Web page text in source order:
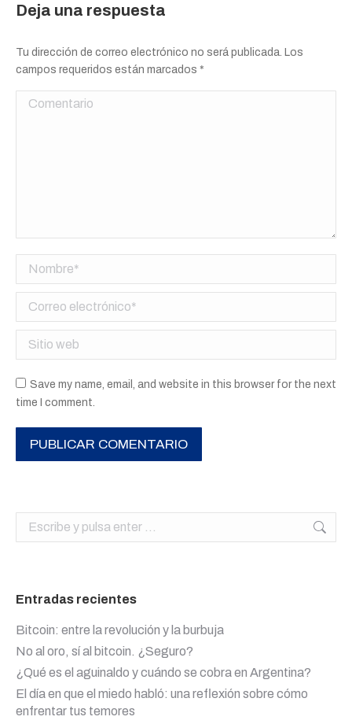
Deja una respuesta
Tu dirección de correo electrónico no será publicada. Los
campos requeridos están marcados *
Comentario
Nombre *
Correo electrónico *
Sitio web
Save my name, email, and website in this browser for the next
time I comment.
PUBLICAR COMENTARIO
Buscar:
Entradas recientes
Bitcoin: entre la revolución y la burbuja
No al oro, sí al bitcoin. ¿Seguro?
¿Qué es el aguinaldo y cuándo se cobra en Argentina?
El día en que el miedo habló: una reflexión sobre cómo
enfrentar tus temores